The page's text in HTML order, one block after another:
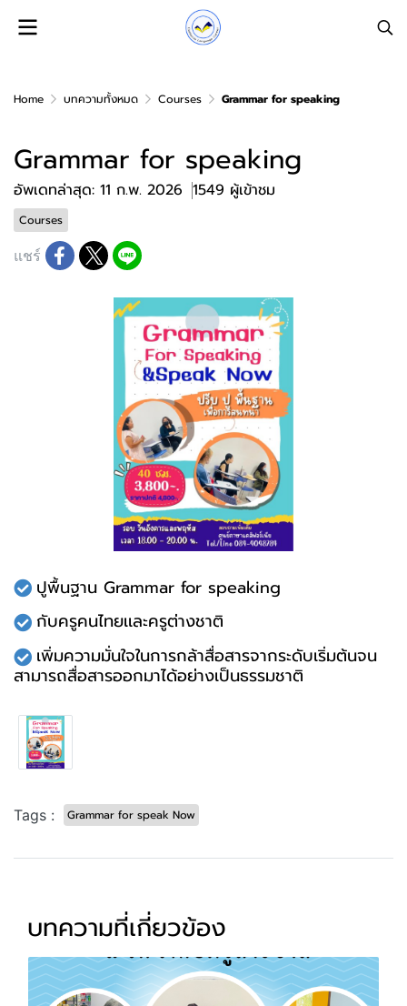
Home บทความทั้งหมด Courses Grammar for speaking
Grammar for speaking
อัพเดทล่าสุด: 11 ก.พ. 2026 1549 ผู้เข้าชม
Courses
แชร์
ปูพื้นฐาน Grammar for speaking
กับครูคนไทยเเละครูต่างชาติ
เพิ่มความมั่นใจในการกล้าสื่อสารจากระดับเริ่มต้นจน
สามารถสื่อสารออกมาได้อย่างเป็นธรรมชาติ
Tags : Grammar for speak Now
บทความที่เกี่ยวข้อง